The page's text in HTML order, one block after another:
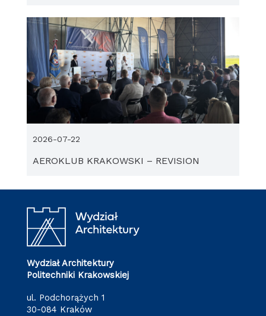
AEROKLUB KRAKOWSKI – REVISION
2026-07-22
Wydział Architektury
Politechniki Krakowskiej
ul. Podchorążych 1
30-084 Kraków